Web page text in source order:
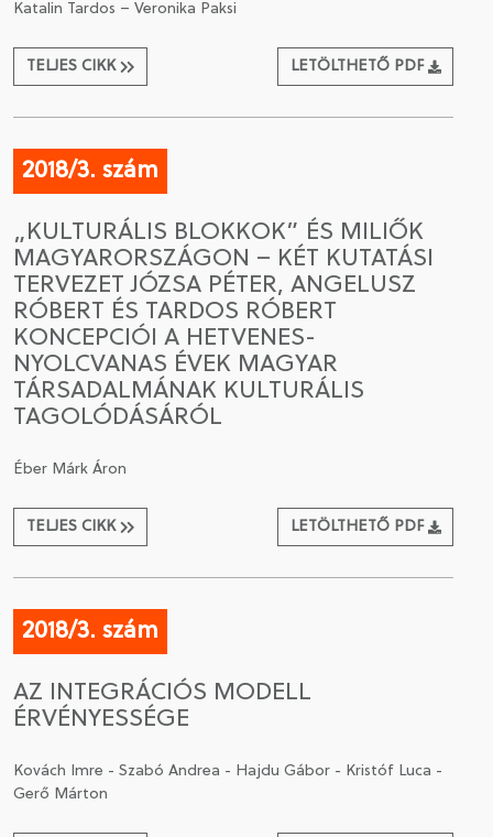
Katalin Tardos – Veronika Paksi
TELJES CIKK LETÖLTHETŐ PDF
2018/3. szám
„KULTURÁLIS BLOKKOK” ÉS MILIŐK
MAGYARORSZÁGON – KÉT KUTATÁSI
TERVEZET JÓZSA PÉTER, ANGELUSZ
RÓBERT ÉS TARDOS RÓBERT
KONCEPCIÓI A HETVENES-
NYOLCVANAS ÉVEK MAGYAR
TÁRSADALMÁNAK KULTURÁLIS
TAGOLÓDÁSÁRÓL
Éber Márk Áron
TELJES CIKK LETÖLTHETŐ PDF
2018/3. szám
AZ INTEGRÁCIÓS MODELL
ÉRVÉNYESSÉGE
Kovách Imre - Szabó Andrea - Hajdu Gábor - Kristóf Luca -
Gerő Márton